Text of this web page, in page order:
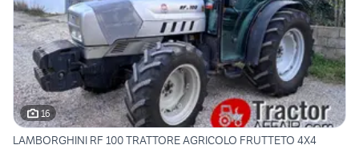
16
LAMBORGHINI RF 100 TRATTORE AGRICOLO FRUTTETO 4X4